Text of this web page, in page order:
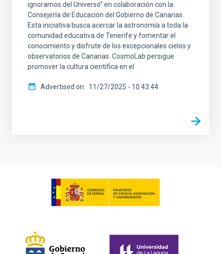
ignoramos del Universo” en colaboración con la
Consejería de Educación del Gobierno de Canarias.
Esta iniciativa busca acercar la astronomía a toda la
comunidad educativa de Tenerife y fomentar el
conocimiento y disfrute de los excepcionales cielos y
observatorios de Canarias. CosmoLab persigue
promover la cultura científica en el
Advertised on 11/27/2025 - 10:43:44